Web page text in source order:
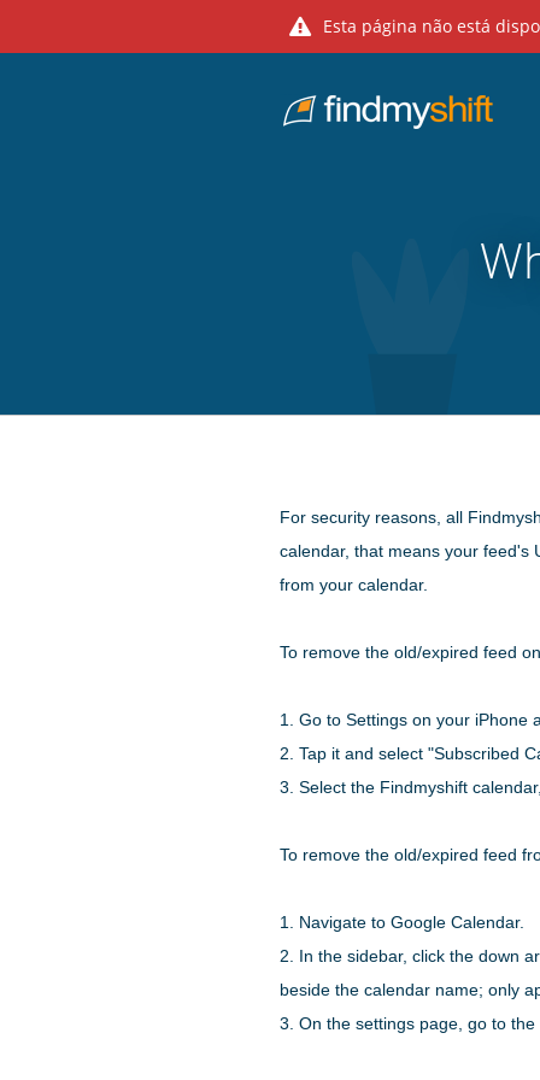
Esta página não está
Casa
For security reasons, all
calendar, that means your feed's
from your calendar.
To remove the old/expired feed
1. Go to Settings on your iPhone
2. Tap it and select "Subscribed
3. Select the Findmyshift
To remove the old/expired feed
1. Navigate to Google Calendar.
2. In the sidebar, click the down
beside the calendar name; only
3. On the settings page, go to